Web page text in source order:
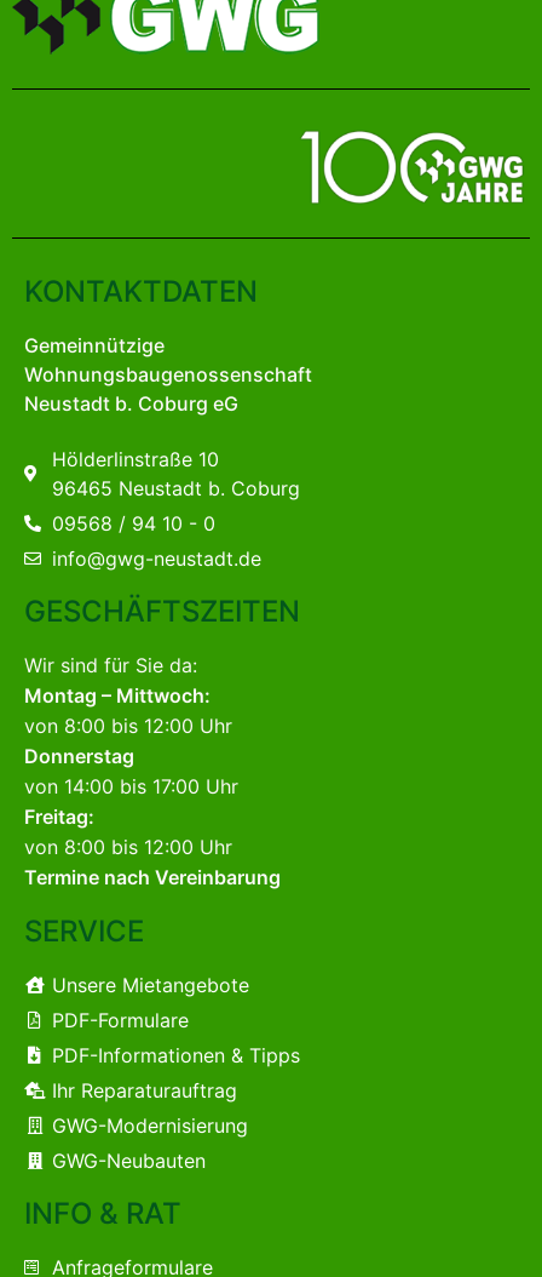
KONTAKTDATEN
Gemeinnützige
Wohnungsbaugenossenschaft
Neustadt b. Coburg eG
Hölderlinstraße 10
96465 Neustadt b. Coburg
09568 / 94 10 - 0
info@gwg-neustadt.de
GESCHÄFTSZEITEN
Wir sind für Sie da:
Montag – Mittwoch:
von 8:00 bis 12:00 Uhr
Donnerstag
von 14:00 bis 17:00 Uhr
Freitag:
von 8:00 bis 12:00 Uhr
Termine nach Vereinbarung
SERVICE
Unsere Mietangebote
PDF-Formulare
PDF-Informationen & Tipps
Ihr Reparaturauftrag
GWG-Modernisierung
GWG-Neubauten
INFO & RAT
Anfrageformulare